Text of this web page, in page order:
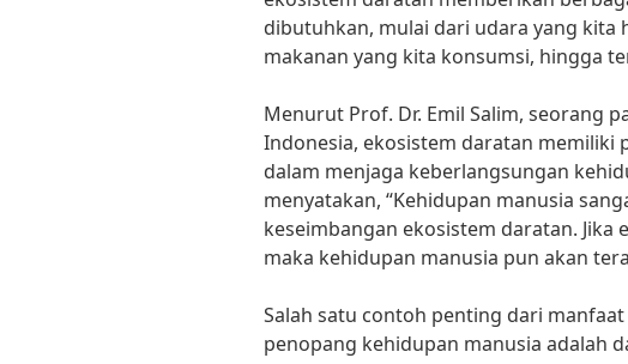
dibutuhkan, mulai dari udara yang kita
makanan yang kita konsumsi, hingga
Menurut Prof. Dr. Emil Salim, seorang
Indonesia, ekosistem daratan memiliki
dalam menjaga keberlangsungan
menyatakan, “Kehidupan manusia
keseimbangan ekosistem daratan. Jika
maka kehidupan manusia pun akan
Salah satu contoh penting dari
penopang kehidupan manusia adalah